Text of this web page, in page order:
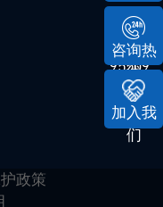
咨询热
线
加入我
们
95509
95509
95509
政策